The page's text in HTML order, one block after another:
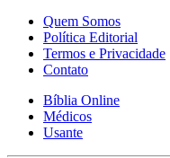
Quem Somos
Política Editorial
Termos e Privacidade
Contato
Bíblia Online
Médicos
Usante